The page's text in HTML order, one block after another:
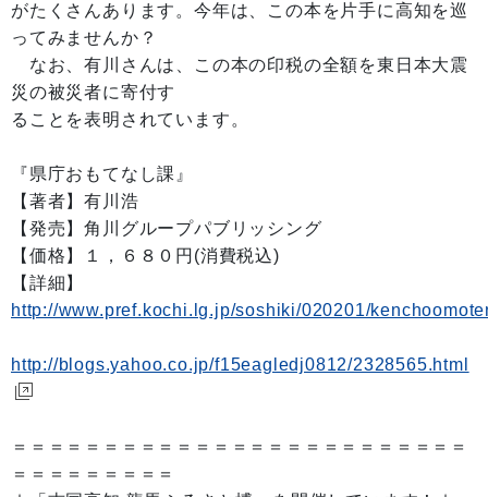
がたくさんあります。今年は、この本を片手に高知を巡
ってみませんか？
なお、有川さんは、この本の印税の全額を東日本大震
災の被災者に寄付す
ることを表明されています。
『県庁おもてなし課』
【著者】有川浩
【発売】角川グループパブリッシング
【価格】１，６８０円(消費税込)
【詳細】
http://www.pref.kochi.lg.jp/soshiki/020201/
http://blogs.yahoo.co.jp/f15eagledj0812/2328565.html
＝＝＝＝＝＝＝＝＝＝＝＝＝＝＝＝＝＝＝＝＝＝＝＝＝
＝＝＝＝＝＝＝＝＝